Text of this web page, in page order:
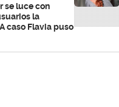
se luce con
la
caso Flavia puso